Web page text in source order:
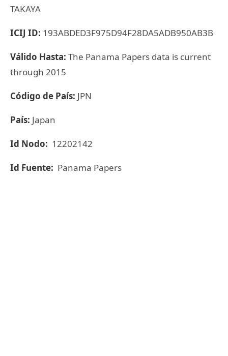
TAKAYA
ICIJ ID: 193ABDED3F975D94F28DA5ADB950AB3B
Válido Hasta: The Panama Papers data is current
through 2015
Código de País: JPN
País: Japan
Id Nodo: 12202142
Id Fuente: Panama Papers